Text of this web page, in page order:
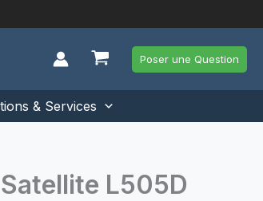
Poser une Question
& Services
L505D